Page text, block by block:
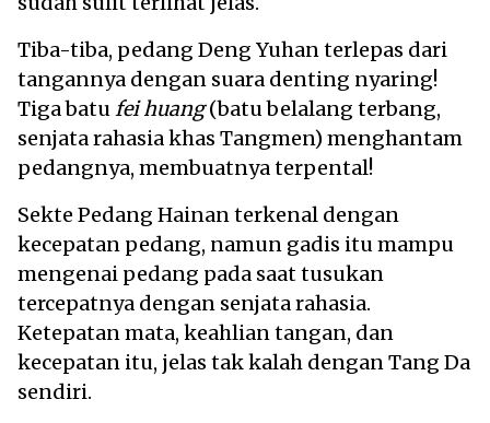
Tiba-tiba, pedang Deng Yuhan terlepas dari
tangannya dengan suara denting nyaring!
Tiga batufei huang(batu belalang terbang,
senjata rahasia khas Tangmen) menghantam
pedangnya, membuatnya terpental!
Sekte Pedang Hainan terkenal dengan
kecepatan pedang, namun gadis itu mampu
mengenai pedang pada saat tusukan
tercepatnya dengan senjata rahasia.
Ketepatan mata, keahlian tangan, dan
kecepatan itu, jelas tak kalah dengan Tang Da
sendiri.